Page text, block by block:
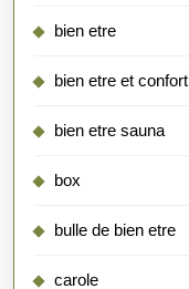
bien etre
bien etre et confort
bien etre sauna
box
bulle de bien etre
carole